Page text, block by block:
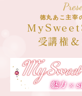
徳丸あこ主宰
受講権